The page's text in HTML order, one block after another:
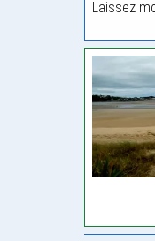
Laissez